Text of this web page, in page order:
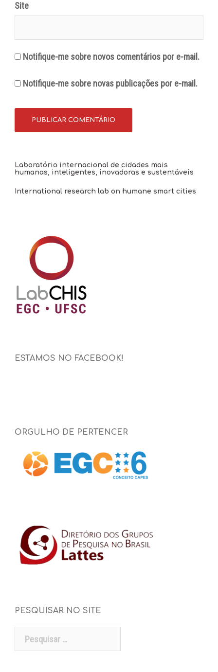
Site
Notifique-me sobre novos comentários por e-mail.
Notifique-me sobre novas publicações por e-mail.
Laboratório internacional de cidades mais
humanas, inteligentes, inovadoras e sustentáveis
International research lab on humane smart cities
ESTAMOS NO FACEBOOK!
ORGULHO DE PERTENCER
PESQUISAR NO SITE
Pesquisar
por: